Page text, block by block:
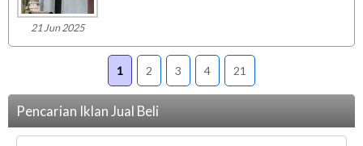
21 Jun 2025
1 2 3 4 21
Pencarian Iklan Jual Beli